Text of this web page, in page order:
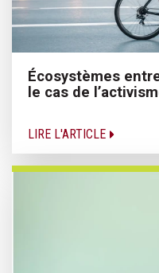
Écosystèmes
le cas de
LIRE L'ARTICLE